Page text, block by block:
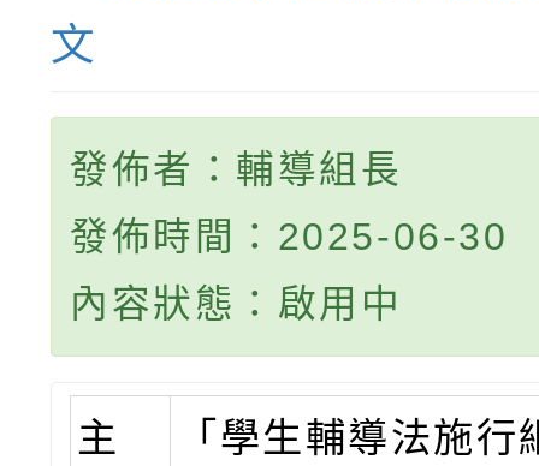
文
發佈者：輔導組長
發佈時間：2025-06-30
內容狀態：啟用中
主
「學生輔導法施行